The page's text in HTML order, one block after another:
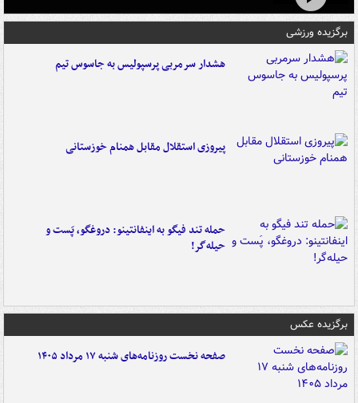
برگزیده ورزشی
هشدار سرمربی پرسپولیس به جاسوس تیم
پیروزی استقلال مقابل همنام خوزستانی
حمله تند فیگو به اینفانتینو: دروغگو، پَست‌ و
حیله‌گر!
برگزیده عکس
صفحه نخست روزنامه‌های شنبه ۱۷ مرداد ۱۴۰۵